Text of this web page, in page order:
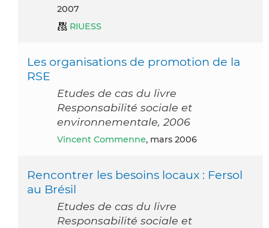
2007
RIUESS
Les organisations de promotion de la
RSE
Etudes de cas du livre
Responsabilité sociale et
environnementale, 2006
Vincent Commenne, mars 2006
Rencontrer les besoins locaux : Fersol
au Brésil
Etudes de cas du livre
Responsabilité sociale et